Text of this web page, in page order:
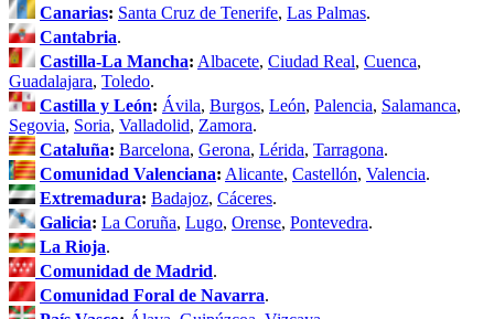
Canarias: Santa Cruz de Tenerife, Las Palmas.
Cantabria.
Castilla-La Mancha: Albacete, Ciudad Real, Cuenca,
Guadalajara, Toledo.
Castilla y León: Ávila, Burgos, León, Palencia, Salamanca,
Segovia, Soria, Valladolid, Zamora.
Cataluña: Barcelona, Gerona, Lérida, Tarragona.
Comunidad Valenciana: Alicante, Castellón, Valencia.
Extremadura: Badajoz, Cáceres.
Galicia: La Coruña, Lugo, Orense, Pontevedra.
La Rioja.
Comunidad de Madrid.
Comunidad Foral de Navarra.